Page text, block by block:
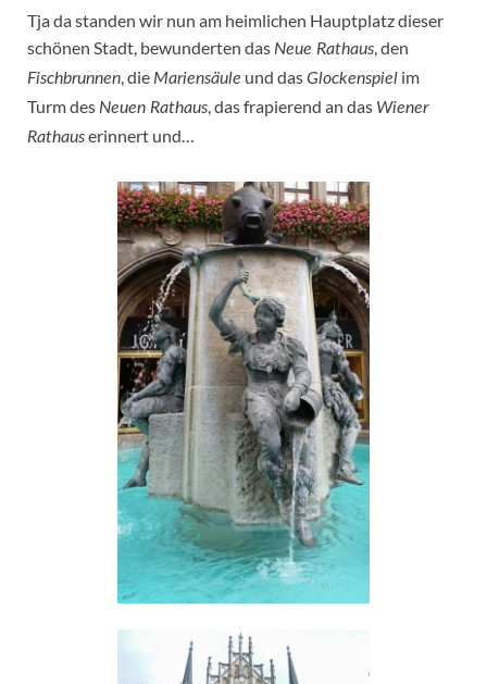
Tja da standen wir nun am heimlichen Hauptplatz dieser
schönen Stadt, bewunderten das Neue Rathaus , den
Fischbrunnen , die Mariensäule und dasGlockenspiel im
Turm des Neuen Rathaus , das frapierend an das Wiener
Rathauserinnert und…